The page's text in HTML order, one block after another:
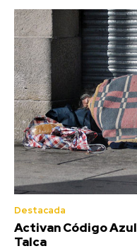
Destacada
Activan Código
Talca